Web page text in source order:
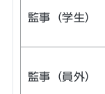
監事（学生）
監事（員外）